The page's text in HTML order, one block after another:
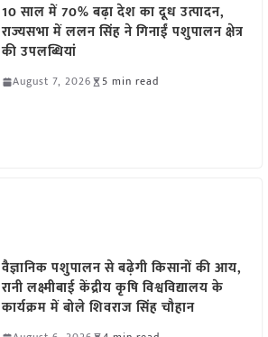
10 साल में 70% बढ़ा देश का दूध उत्पादन,
राज्यसभा में ललन सिंह ने गिनाईं पशुपालन क्षेत्र
की उपलब्धियां
August 7, 2026 5 min read
वैज्ञानिक पशुपालन से बढ़ेगी किसानों की आय,
रानी लक्ष्मीबाई केंद्रीय कृषि विश्वविद्यालय के
कार्यक्रम में बोले शिवराज सिंह चौहान